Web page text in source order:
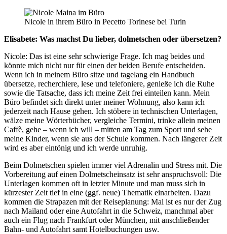
Nicole in ihrem Büro in Pecetto Torinese bei Turin
Elisabete: Was machst Du lieber, dolmetschen oder übersetzen?
Nicole: Das ist eine sehr schwierige Frage. Ich mag beides und
könnte mich nicht nur für einen der beiden Berufe entscheiden.
Wenn ich in meinem Büro sitze und tagelang ein Handbuch
übersetze, recherchiere, lese und telefoniere, genieße ich die Ruhe
sowie die Tatsache, dass ich meine Zeit frei einteilen kann. Mein
Büro befindet sich direkt unter meiner Wohnung, also kann ich
jederzeit nach Hause gehen. Ich stöbere in technischen Unterlagen,
wälze meine Wörterbücher, vergleiche Termini, trinke allein meinen
Caffè, gehe – wenn ich will – mitten am Tag zum Sport und sehe
meine Kinder, wenn sie aus der Schule kommen. Nach längerer Zeit
wird es aber eintönig und ich werde unruhig.
Beim Dolmetschen spielen immer viel Adrenalin und Stress mit. Die
Vorbereitung auf einen Dolmetscheinsatz ist sehr anspruchsvoll: Die
Unterlagen kommen oft in letzter Minute und man muss sich in
kürzester Zeit tief in eine (ggf. neue) Thematik einarbeiten. Dazu
kommen die Strapazen mit der Reiseplanung: Mal ist es nur der Zug
nach Mailand oder eine Autofahrt in die Schweiz, manchmal aber
auch ein Flug nach Frankfurt oder München, mit anschließender
Bahn- und Autofahrt samt Hotelbuchungen usw.